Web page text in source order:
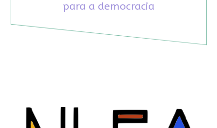
para a democracia